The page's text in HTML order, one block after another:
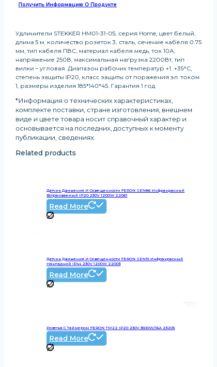
Получить Информацию О Продукте
Удлинители STEKKER HM01-31-05, серия Home, цвет белый,
длина 5 м, количество розеток 3, сталь, сечение кабеля 0.75
мм, тип кабеля ПВС, материал кабеля медь, ток 10А,
напряжение 250В, максимальная нагрузка 2200Вт, тип
вилки – угловая. Диапазон рабочих температур +1..+35°C,
степень защиты IP20, класс защиты от поражения эл. током
1, размеры изделия 185*140*45. Гарантия 1 год.
*Информация о технических характеристиках,
комплекте поставки, стране изготовления, внешнем
виде и цвете товара носит справочный характер и
основывается на последних, доступных к моменту
публикации, сведениях.
Related products
Датчик Движения И Освещенности FERON SEN86 Инфракрасный
Встраиваемый IP20 230V 1200W 22061
Read More
Датчик Движения И Освещенности FERON SEN15 Инфракрасный
Накладной IP44 230V 1200W 22003
Read More
Розетка С Таймером FERON TM22 IP20 230V 3500W/16А 23205
Read More